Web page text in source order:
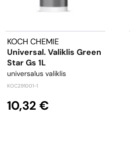
KOCH CHEMIE
Universal. Valiklis Green
Star Gs 1L
universalus valiklis
KOC291001-1
10,32 €